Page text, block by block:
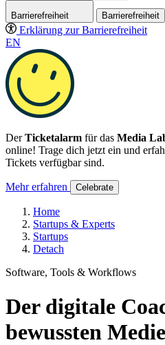
Barrierefreiheit Barrierefreiheit
Erklärung zur Barrierefreiheit
EN
DerTicketalarm für das Media
online! Trage dich jetzt ein und
Tickets verfügbar sind.
Mehr erfahren Celebrate
Home
Startups & Experts
Startups
Detach
Software, Tools & Workflows
Der digitale
bewussten